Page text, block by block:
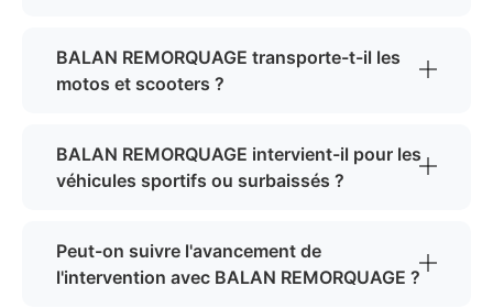
BALAN REMORQUAGE transporte-t-il les
motos et scooters ?
BALAN REMORQUAGE intervient-il pour les
véhicules sportifs ou surbaissés ?
Peut-on suivre l'avancement de
l'intervention avec BALAN REMORQUAGE ?